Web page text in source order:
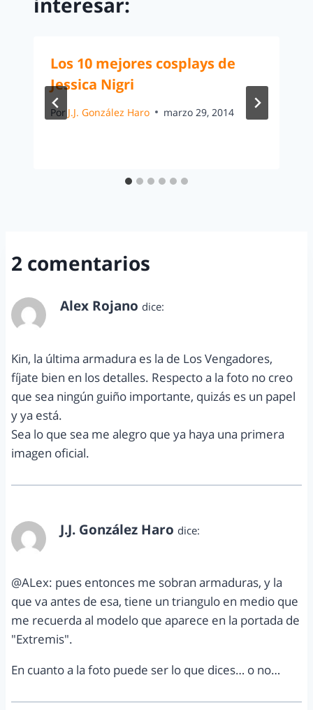
Los 10 mejores cosplays de
Jessica Nigri
Por J.J. González Haro marzo 29, 2014
2 comentarios
Alex Rojano dice:
Kin, la última armadura es la de Los Vengadores,
fíjate bien en los detalles. Respecto a la foto no creo
que sea ningún guiño importante, quizás es un papel
y ya está.
Sea lo que sea me alegro que ya haya una primera
imagen oficial.
J.J. González Haro dice:
@ALex: pues entonces me sobran armaduras, y la
que va antes de esa, tiene un triangulo en medio que
me recuerda al modelo que aparece en la portada de
"Extremis".
En cuanto a la foto puede ser lo que dices… o no…